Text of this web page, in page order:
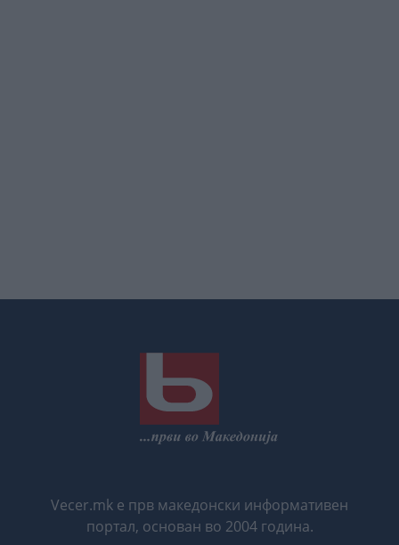
Vecer.mk е прв македонски информативен
портал, основан во 2004 година.